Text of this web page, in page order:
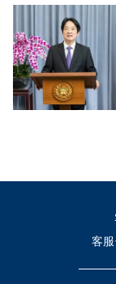
客